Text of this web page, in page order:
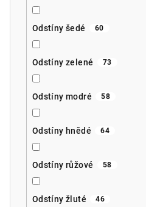
Odstíny šedé 60
Odstíny zelené 73
Odstíny modré 58
Odstíny hnědé 64
Odstíny růžové 58
Odstíny žluté 46